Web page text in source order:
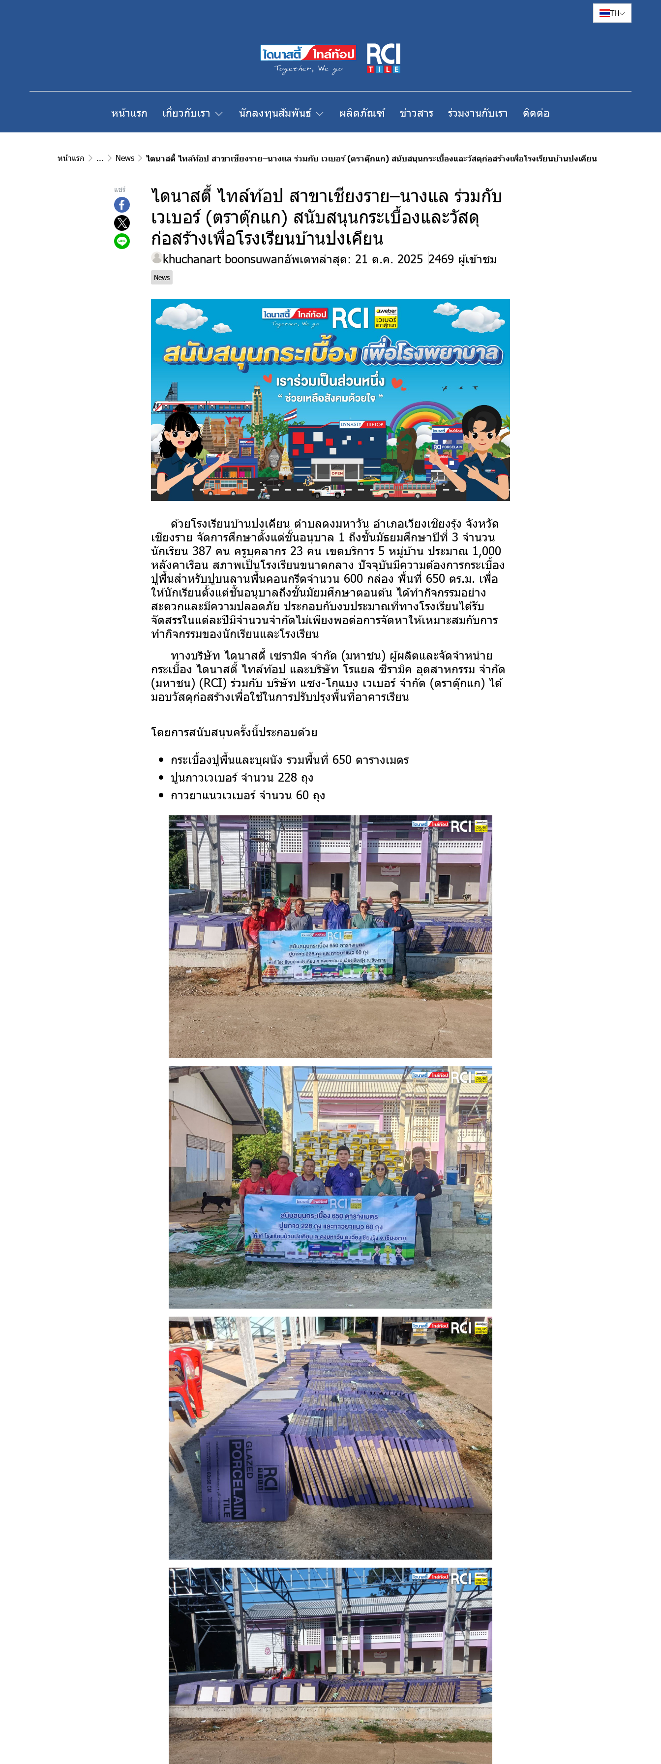
TH
หน้าแรก เกี่ยวกับเรา นักลงทุนสัมพันธ์ ผลิตภัณฑ์ ข่าวสาร ร่วมงานกับเรา ติดต่อ
หน้าแรก ... News ไดนาสตี้ ไทล์ท้อป สาขาเชียงราย–นางแล ร่วมกับ เวเบอร์ (ตราตุ๊กแก) สนับสนุนกระเบื้องและวัสดุก่อสร้างเพื่อโรงเรียนบ้านปงเคียน
แชร์
ไดนาสตี้ ไทล์ท้อป สาขาเชียงราย–นางแล ร่วมกับ
เวเบอร์ (ตราตุ๊กแก) สนับสนุนกระเบื้องและวัสดุ
ก่อสร้างเพื่อโรงเรียนบ้านปงเคียน
khuchanart boonsuwanอัพเดทล่าสุด: 21 ต.ค. 2025 2469 ผู้เข้าชม
News
ด้วยโรงเรียนบ้านปงเคียน ตำบลดงมหาวัน อำเภอเวียงเชียงรุ้ง จังหวัด
เชียงราย จัดการศึกษาตั้งแต่ชั้นอนุบาล 1 ถึงชั้นมัธยมศึกษาปีที่ 3 จำนวน
นักเรียน 387 คน ครูบุคลากร 23 คน เขตบริการ 5 หมู่บ้าน ประมาณ 1,000
หลังคาเรือน สภาพเป็นโรงเรียนขนาดกลาง ปัจจุบันมีความต้องการกระเบื้อง
ปูพื้นสำหรับปูบนลานพื้นคอนกรีตจำนวน 600 กล่อง พื้นที่ 650 ตร.ม. เพื่อ
ให้นักเรียนตั้งแต่ชั้นอนุบาลถึงชั้นมัยมศึกษาตอนต้น ได้ทำกิจกรรมอย่าง
สะดวกและมีความปลอดภัย ประกอบกับงบประมาณที่ทางโรงเรียนได้รับ
จัดสรรในแต่ละปีมีจำนวนจำกัดไม่เพียงพอต่อการจัดหาให้เหมาะสมกับการ
ทำกิจกรรมของนักเรียนและโรงเรียน
ทางบริษัท ไดนาสตี้ เซรามิค จำกัด (มหาชน) ผู้ผลิตและจัดจำหน่าย
กระเบื้อง ไดนาสตี้ ไทล์ท้อป และบริษัท โรแยล ซีรามิค อุตสาหกรรม จำกัด
(มหาชน) (RCI) ร่วมกับ บริษัท แซง-โกแบง เวเบอร์ จำกัด (ตราตุ๊กแก) ได้
มอบวัสดุก่อสร้างเพื่อใช้ในการปรับปรุงพื้นที่อาคารเรียน
โดยการสนับสนุนครั้งนี้ประกอบด้วย
กระเบื้องปูพื้นและบุผนัง รวมพื้นที่ 650 ตารางเมตร
ปูนกาวเวเบอร์ จำนวน 228 ถุง
กาวยาแนวเวเบอร์ จำนวน 60 ถุง